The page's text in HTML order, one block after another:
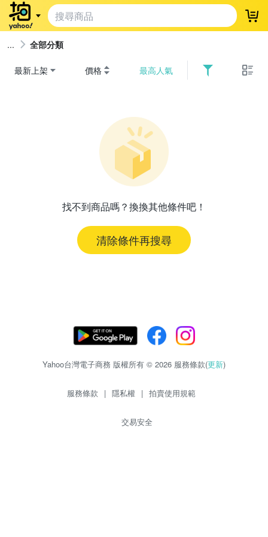
登
全部分類
最新上架 價格 最高人氣
找不到商品嗎？換換其他條件吧！
清除條件再搜尋
Yahoo台灣電子商務 版權所有 © 2026 服務條款(更新)
服務條款 | 隱私權 | 拍賣使用規範
交易安全